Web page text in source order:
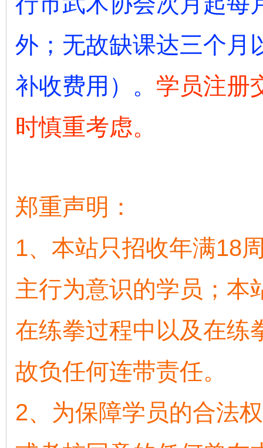
外；无故缺课达三个月
补收费用）。 学员注册
时慎重考虑。
郑重声明：
1、本站只招收年满18
主行为意识的学员；本
在练拳过程中以及在练
故负任何连带责任。
2、为保障学员的合法